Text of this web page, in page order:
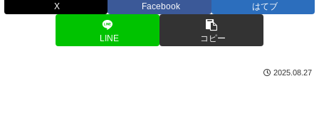
X Facebook はてブ
LINE コピー
2025.08.27